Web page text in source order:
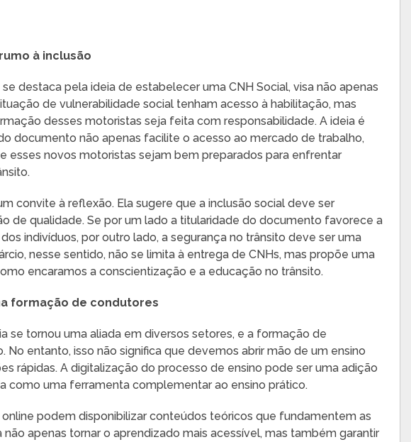
à inclusão
destaca pela ideia de estabelecer uma CNH Social, visa não apenas
de vulnerabilidade social tenham acesso à habilitação, mas
desses motoristas seja feita com responsabilidade. A ideia é
documento não apenas facilite o acesso ao mercado de trabalho,
esses novos motoristas sejam bem preparados para enfrentar
convite à reflexão. Ela sugere que a inclusão social deve ser
de qualidade. Se por um lado a titularidade do documento favorece a
indivíduos, por outro lado, a segurança no trânsito deve ser uma
nesse sentido, não se limita à entrega de CNHs, mas propõe uma
encaramos a conscientização e a educação no trânsito.
formação de condutores
se tornou uma aliada em diversos setores, e a formação de
No entanto, isso não significa que devemos abrir mão de um ensino
rápidas. A digitalização do processo de ensino pode ser uma adição
como uma ferramenta complementar ao ensino prático.
podem disponibilizar conteúdos teóricos que fundamentem as
não apenas tornar o aprendizado mais acessível, mas também garantir